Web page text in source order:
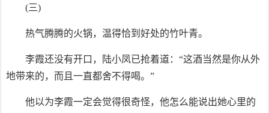
(三)
热气腾腾的火锅，温得恰到好处的竹叶青。
李霞还没有开口，陆小凤已抢着道：“这酒当然是你从外
地带来的，而且一直都舍不得喝。”
他以为李霞一定会觉得很奇怪，他怎么能说出她心里的